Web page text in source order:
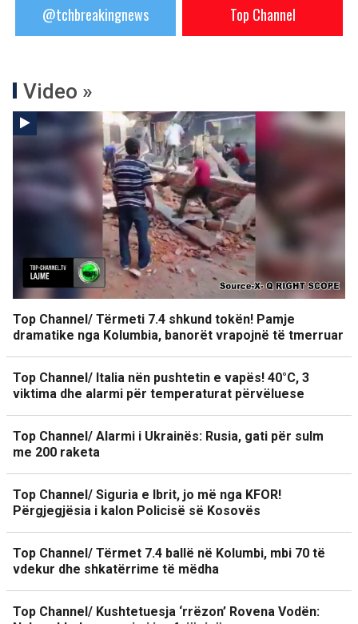
@tchbreakingnews Top Channel
Video »
Top Channel/ Tërmeti 7.4 shkund tokën! Pamje
dramatike nga Kolumbia, banorët vrapojnë të tmerruar
Top Channel/ Italia nën pushtetin e vapës! 40°C, 3
viktima dhe alarmi për temperaturat përvëluese
Top Channel/ Alarmi i Ukrainës: Rusia, gati për sulm
me 200 raketa
Top Channel/ Siguria e Ibrit, jo më nga KFOR!
Përgjegjësia i kalon Policisë së Kosovës
Top Channel/ Tërmet 7.4 ballë në Kolumbi, mbi 70 të
vdekur dhe shkatërrime të mëdha
Top Channel/ Kushtetuesja ‘rrëzon’ Rovena Vodën: